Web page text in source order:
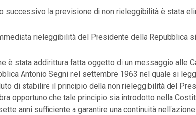
successivo la previsione di non rieleggibilità è stata
rieleggibilità del Presidente della Repubblica
è stata addirittura fatta oggetto di un messaggio alle
Antonio Segni nel settembre 1963 nel quale si
di stabilire il principio della non rieleggibilità del
opportuno che tale principio sia introdotto nella
anni sufficiente a garantire una continuità